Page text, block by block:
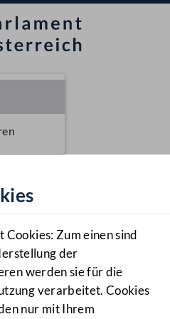
Zum einen sind
der
werden sie für die
verarbeitet. Cookies
nur mit Ihrem